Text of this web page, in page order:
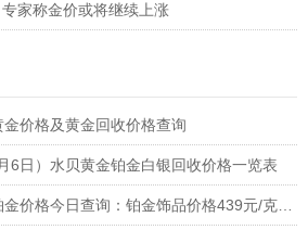
家称金价或将继续上涨
价格及黄金回收价格查询
6日）水贝黄金铂金白银回收价格一览表
2026年8月6日水贝铂金价格今日查询：铂金饰品价格439元/克、铂金回收355元/克